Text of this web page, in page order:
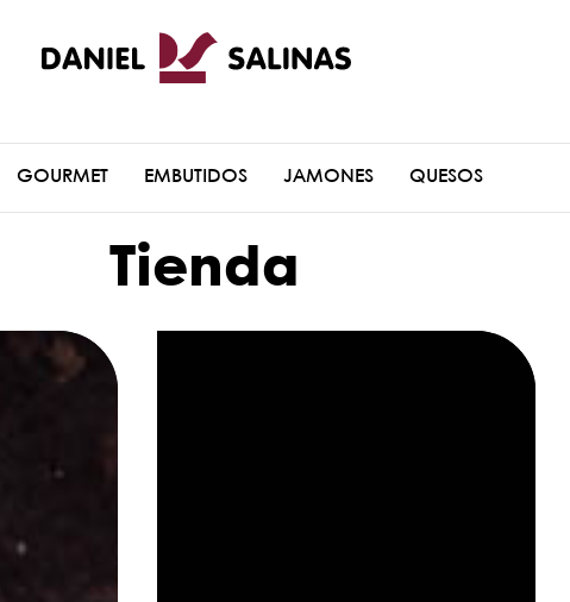
GOURMET EMBUTIDOS JAMONES QUESOS
Tienda